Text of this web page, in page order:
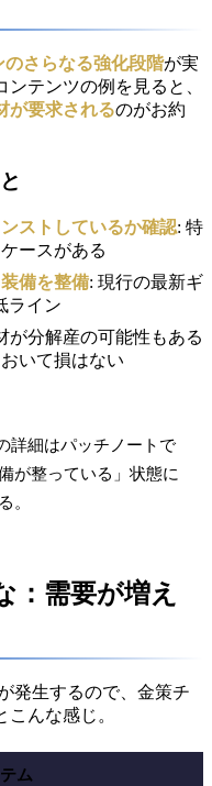
さらなる強化段階が実
テンツの例を見ると、
が要求されるのがお約
ストしているか確認: 特
ースがある
備を整備: 現行の最新ギ
ライン
が分解産の可能性もある
いて損はない
詳細はパッチノートで
が整っている」状態に
。
：需要が増え
発生するので、金策チ
んな感じ。
ム